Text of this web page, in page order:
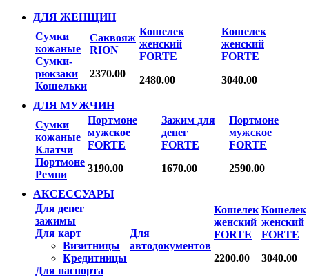
ДЛЯ ЖЕНЩИН
Сумки
кожаные
Сумки-
рюкзаки
Кошельки
Саквояж
RION
2370.00
Кошелек
женский
FORTE
2480.00
Кошелек
женский
FORTE
3040.00
ДЛЯ МУЖЧИН
Сумки
кожаные
Клатчи
Портмоне
Ремни
Портмоне
мужское
FORTE
3190.00
Зажим для
денег
FORTE
1670.00
Портмоне
мужское
FORTE
2590.00
АКСЕССУАРЫ
Для денег
зажимы
Для карт
Визитницы
Кредитницы
Для паспорта
Для
автодокументов
Кошелек
женский
FORTE
2200.00
Кошелек
женский
FORTE
3040.00